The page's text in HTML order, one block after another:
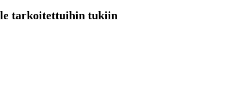
tarkoitettuihin tukiin